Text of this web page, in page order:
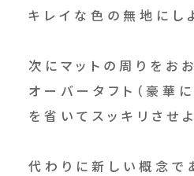
キレイな色の無地にしよ
次にマットの周りをお
オーバータフト（豪華に
を省いてスッキリさせよ
代わりに新しい概念で